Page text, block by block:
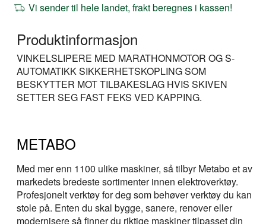
Vi sender til hele landet, frakt beregnes i kassen!
Produktinformasjon
VINKELSLIPERE MED MARATHONMOTOR OG S-
AUTOMATIKK SIKKERHETSKOPLING SOM
BESKYTTER MOT TILBAKESLAG HVIS SKIVEN
SETTER SEG FAST FEKS VED KAPPING.
METABO
Med mer enn 1100 ulike maskiner, så tilbyr Metabo et av
markedets bredeste sortimenter innen elektroverktøy.
Profesjonelt verktøy for deg som behøver verktøy du kan
stole på. Enten du skal bygge, sanere, renover eller
modernisere så finner du riktige maskiner tilpasset din